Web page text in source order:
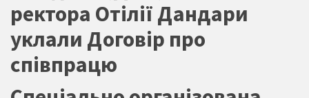
ректора Отілії Дандари
уклали Договір про
співпрацю